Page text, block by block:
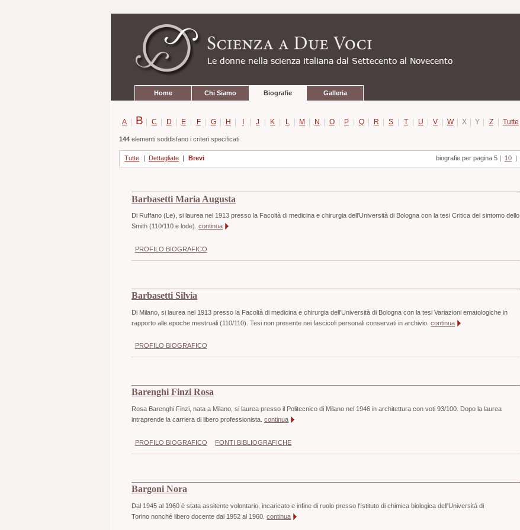
contenuti.
navigazione
Home Chi Siamo Biografie Galleria
A | B | C | D | E | F | G | H | I | J | K | L | M | N | O | P | Q | R | S | T | U | V | W | X | Y | Z | Tutte
144elementi soddisfano i criteri specificati
Tutte Dettagliate Brevi biografie per pagina 5 10
Barbasetti Maria Augusta
Di Ruffano (Le), si laurea nel 1913 presso la Facoltà di medicina e chirurgia dell'Università di Bologna con la tesi Critica del sintomo dello
Smith (110/110 e lode).continua
PROFILO BIOGRAFICO
Barbasetti Silvia
Di Milano, si laurea nel 1913 presso la Facoltà di medicina e chirurgia dell'Università di Bologna con la tesi Variazioni ematologiche in
rapporto alle epoche mestruali (110/110). Tesi non presente nei fascicoli personali conservati in archivio.continua
PROFILO BIOGRAFICO
Barenghi Finzi Rosa
Rosa Barenghi Finzi, nata a Milano, si laurea presso il Politecnico di Milano nel 1946 in architettura con voti 93/100. Dopo la laurea
intraprende la carriera di libero professionista.continua
PROFILO BIOGRAFICO FONTI BIBLIOGRAFICHE
Bargoni Nora
Dal 1945 al 1960 è stata assitente volontario, incaricato e infine di ruolo presso l'Istituto di chimica biologica dell'Università di
Torino nonché libero docente dal 1952 al 1960.continua